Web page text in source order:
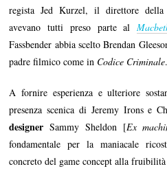
regista Jed Kurzel, il direttore
avevano tutti preso parte al
Fassbender abbia scelto Brendan
padre filmico come in Codice Criminale.
A fornire esperienza e ulteriore
presenza scenica di Jeremy Irons e
designer Sammy Sheldon [Ex
fondamentale per la maniacale
concreto del game concept alla